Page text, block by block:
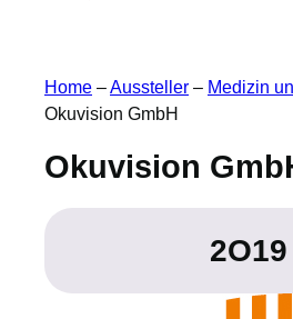
Home –Aussteller – Medizin
Okuvision GmbH
Okuvision
2O19